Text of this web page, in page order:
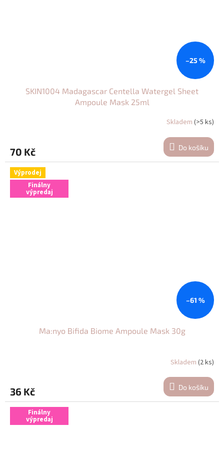
–25 %
SKIN1004 Madagascar Centella Watergel Sheet
Ampoule Mask 25ml
Skladem (>5 ks)
70 Kč Do košíku
Výprodej
Finálny
výpredaj
–61 %
Ma:nyo Bifida Biome Ampoule Mask 30g
Skladem (2 ks)
36 Kč Do košíku
Finálny
výpredaj